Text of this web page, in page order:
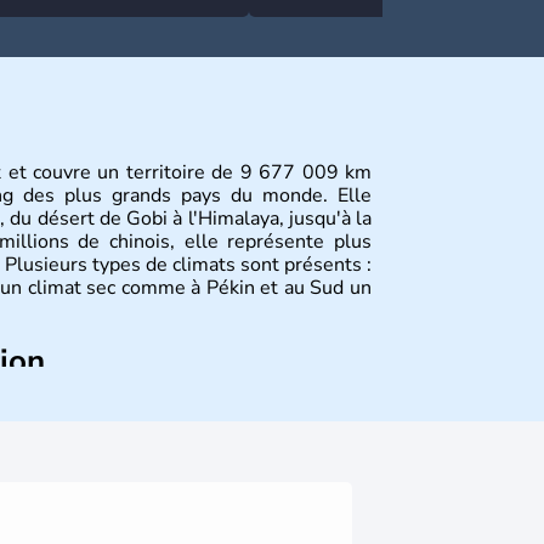
et couvre un territoire de 9 677 009 km
des plus grands pays du monde. Elle
désert de Gobi à l'Himalaya, jusqu'à la
de chinois, elle représente plus
types de climats sont présents :
climat sec comme à Pékin et au Sud un